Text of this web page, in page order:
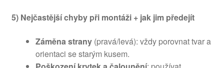
5) Nejčastější chyby při montáži + jak jim předejít
Záměna strany(pravá/levá): vždy porovnat tvar a
orientaci se starým kusem.